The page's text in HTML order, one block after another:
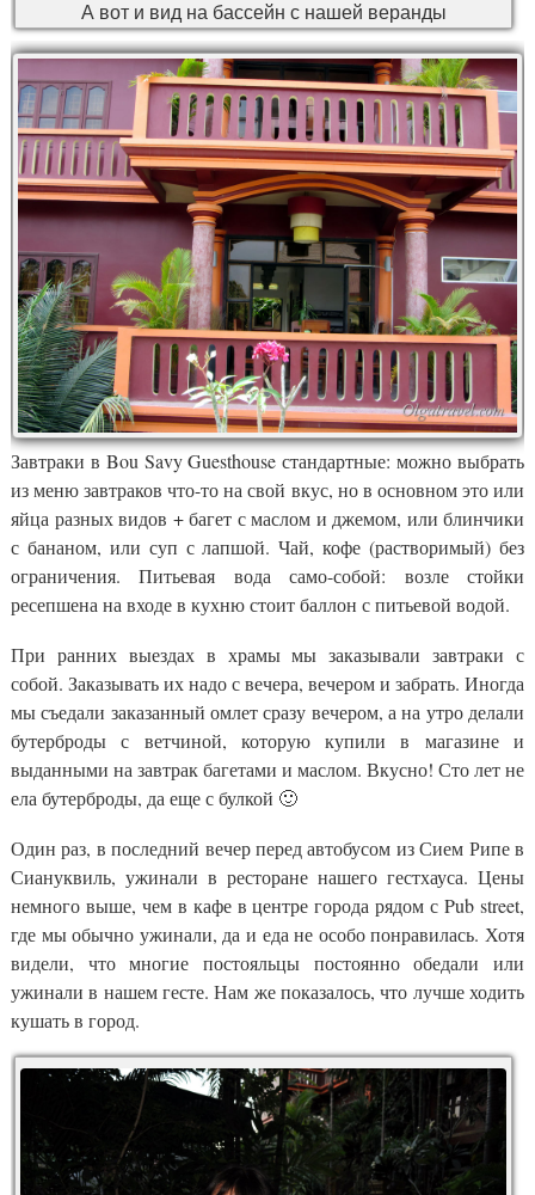
А вот и вид на бассейн с нашей веранды
Завтраки в Bou Savy Guesthouse стандартные: можно выбрать
из меню завтраков что-то на свой вкус, но в основном это или
яйца разных видов + багет с маслом и джемом, или блинчики
с бананом, или суп с лапшой. Чай, кофе (растворимый) без
ограничения. Питьевая вода само-собой: возле стойки
ресепшена на входе в кухню стоит баллон с питьевой водой.
При ранних выездах в храмы мы заказывали завтраки с
собой. Заказывать их надо с вечера, вечером и забрать. Иногда
мы съедали заказанный омлет сразу вечером, а на утро делали
бутерброды с ветчиной, которую купили в магазине и
выданными на завтрак багетами и маслом. Вкусно! Сто лет не
ела бутерброды, да еще с булкой 🙂
Один раз, в последний вечер перед автобусом из Сием Рипе в
Сиануквиль, ужинали в ресторане нашего гестхауса. Цены
немного выше, чем в кафе в центре города рядом с Pub street,
где мы обычно ужинали, да и еда не особо понравилась. Хотя
видели, что многие постояльцы постоянно обедали или
ужинали в нашем гесте. Нам же показалось, что лучше ходить
кушать в город.